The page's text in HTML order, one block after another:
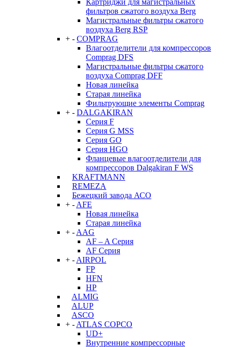
Картриджи для магистральных
фильтров сжатого воздуха Berg
Магистральные фильтры сжатого
воздуха Berg RSP
+ - COMPRAG
Влагоотделители для компрессоров
Comprag DFS
Магистральные фильтры сжатого
воздуха Comprag DFF
Новая линейка
Старая линейка
Фильтрующие элементы Comprag
+ - DALGAKIRAN
Серия F
Серия G MSS
Серия GO
Серия HGO
Фланцевые влагоотделители для
компрессоров Dalgakiran F WS
KRAFTMANN
REMEZA
Бежецкий завода АСО
+ - AFE
Новая линейка
Старая линейка
+ - AAG
AF – A Серия
AF Серия
+ - AIRPOL
FP
HFN
HP
ALMIG
ALUP
ASCO
+ - ATLAS COPCO
UD+
Внутренние компрессорные